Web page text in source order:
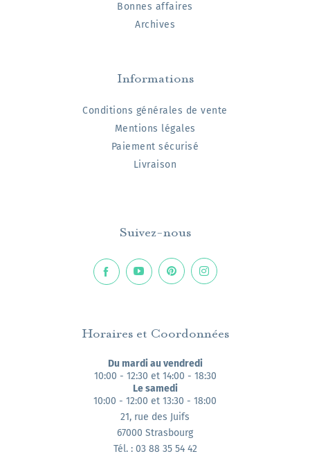
Bonnes affaires
Archives
Informations
Conditions générales de vente
Mentions légales
Paiement sécurisé
Livraison
Suivez-nous
Horaires et Coordonnées
Du mardi au vendredi
10:00 - 12:30 et 14:00 - 18:30
Le samedi
10:00 - 12:00 et 13:30 - 18:00
21, rue des Juifs
67000 Strasbourg
Tél. : 03 88 35 54 42